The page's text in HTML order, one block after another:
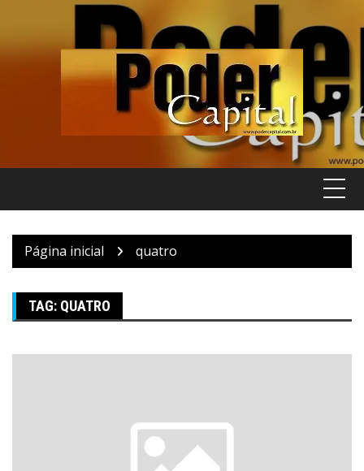
Página inicial quatro
TAG: QUATRO